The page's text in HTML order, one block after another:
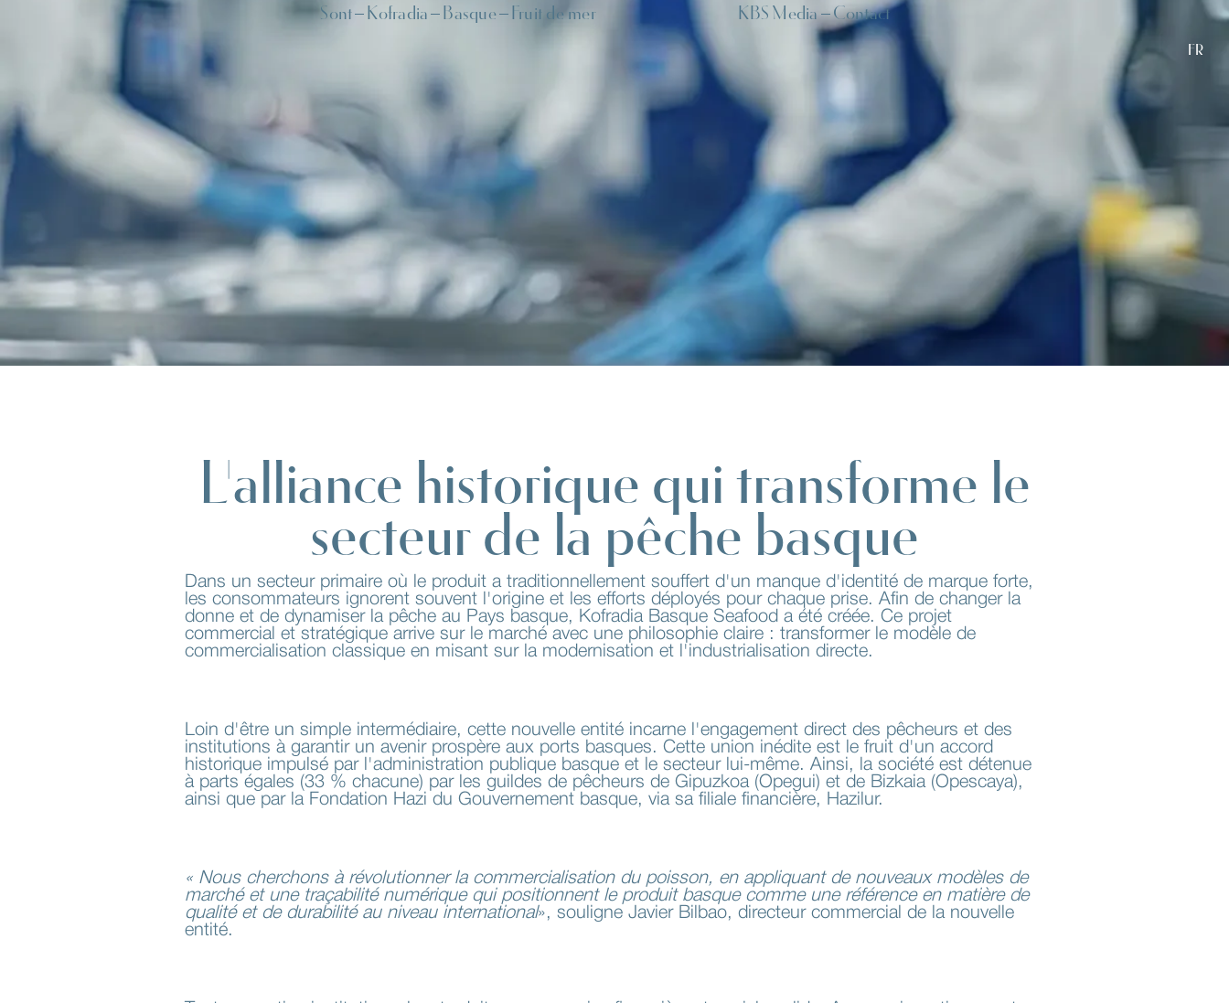
Sont Kofradia Basque Fruit de mer KBS Media Contact
L'alliance historique qui transforme le
secteur de la pêche basque
Dans un secteur primaire où le produit a traditionnellement souffert d'un manque d'identité de marque forte,
les consommateurs ignorent souvent l'origine et les efforts déployés pour chaque prise. Afin de changer la
donne et de dynamiser la pêche au Pays basque, Kofradia Basque Seafood a été créée. Ce projet
commercial et stratégique arrive sur le marché avec une philosophie claire : transformer le modèle de
commercialisation classique en misant sur la modernisation et l'industrialisation directe.
Loin d'être un simple intermédiaire, cette nouvelle entité incarne l'engagement direct des pêcheurs et des
institutions à garantir un avenir prospère aux ports basques. Cette union inédite est le fruit d'un accord
historique impulsé par l'administration publique basque et le secteur lui-même. Ainsi, la société est détenue
à parts égales (33 % chacune) par les guildes de pêcheurs de Gipuzkoa (Opegui) et de Bizkaia (Opescaya),
ainsi que par la Fondation Hazi du Gouvernement basque, via sa filiale financière, Hazilur.
« Nous cherchons à révolutionner la commercialisation du poisson, en appliquant de nouveaux modèles de
marché et une traçabilité numérique qui positionnent le produit basque comme une référence en matière de
qualité et de durabilité au niveau international», souligne Javier Bilbao, directeur commercial de la nouvelle
entité.
FR